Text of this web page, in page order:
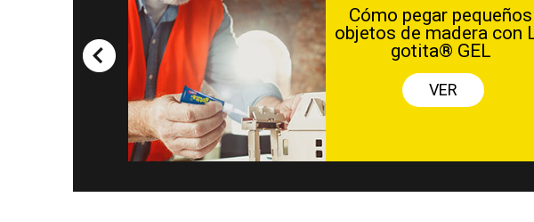
Cómo pegar pequeños
objetos de madera con La
gotita® GEL